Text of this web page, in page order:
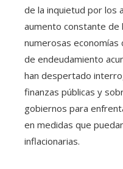
de la inquietud por los
aumento constante de
numerosas economías
de endeudamiento
han despertado
finanzas públicas y
gobiernos para
en medidas que
inflacionarias.